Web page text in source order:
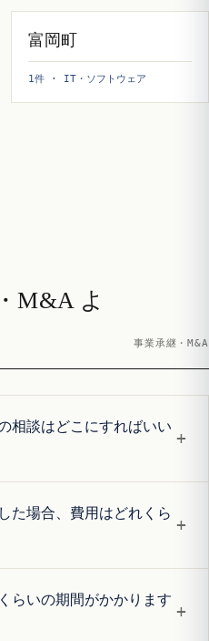
富岡町
1件 · IT・ソフトウェア
M&A よ
事業承継・M&A
相談はどこにすればいい
+
た場合、費用はどれくら
+
らいの期間がかかります
+